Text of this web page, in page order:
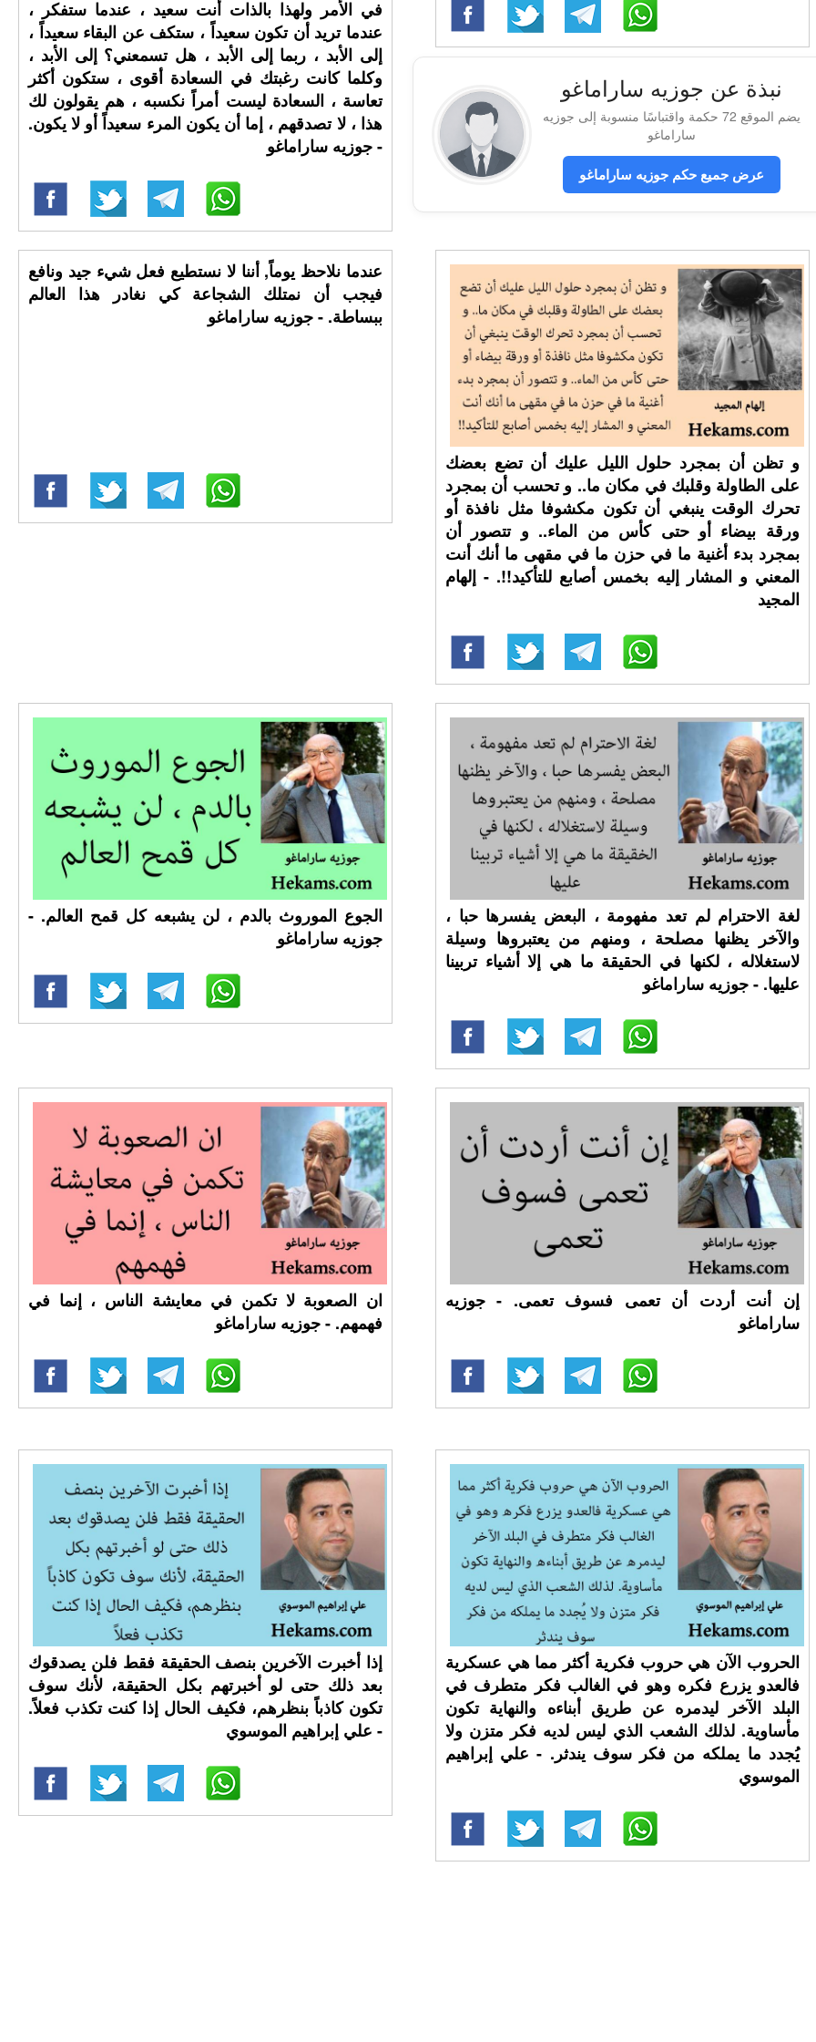
في الأمر ولهذا بالذات أنت سعيد ، عندما ستفكر ،
عندما تريد أن تكون سعيداً ، ستكف عن البقاء سعيداً ،
إلى الأبد ، ربما إلى الأبد ، هل تسمعني؟ إلى الأبد ،
وكلما كانت رغبتك في السعادة أقوى ، ستكون أكثر
تعاسة ، السعادة ليست أمراً نكسبه ، هم يقولون لك
هذا ، لا تصدقهم ، إما أن يكون المرء سعيداً أو لا يكون.
- جوزيه ساراماغو
عندما نلاحظ يوماً, أننا لا نستطيع فعل شيء جيد ونافع
فيجب أن نمتلك الشجاعة كي نغادر هذا العالم
ببساطة. - جوزيه ساراماغو
و تظن أن بمجرد حلول الليل عليك أن تضع بعضك
على الطاولة وقلبك في مكان ما.. و تحسب أن بمجرد
تحرك الوقت ينبغي أن تكون مكشوفا مثل نافذة أو
ورقة بيضاء أو حتى كأس من الماء.. و تتصور أن
بمجرد بدء أغنية ما في حزن ما في مقهى ما أنك أنت
المعني و المشار إليه بخمس أصابع للتأكيد!!. - إلهام
المجيد
الجوع الموروث بالدم ، لن يشبعه كل قمح العالم. -
جوزيه ساراماغو
لغة الاحترام لم تعد مفهومة ، البعض يفسرها حبا ،
والآخر يظنها مصلحة ، ومنهم من يعتبروها وسيلة
لاستغلاله ، لكنها في الحقيقة ما هي إلا أشياء تربينا
عليها. - جوزيه ساراماغو
ان الصعوبة لا تكمن في معايشة الناس ، إنما في
فهمهم. - جوزيه ساراماغو
إن أنت أردت أن تعمى فسوف تعمى. - جوزيه
ساراماغو
إذا أخبرت الآخرين بنصف الحقيقة فقط فلن يصدقوك
بعد ذلك حتى لو أخبرتهم بكل الحقيقة، لأنك سوف
تكون كاذباً بنظرهم، فكيف الحال إذا كنت تكذب فعلاً.
- علي إبراهيم الموسوي
الحروب الآن هي حروب فكرية أكثر مما هي عسكرية
فالعدو يزرع فكره وهو في الغالب فكر متطرف في
البلد الآخر ليدمره عن طريق أبناءه والنهاية تكون
مأساوية. لذلك الشعب الذي ليس لديه فكر متزن ولا
يُجدد ما يملكه من فكر سوف يندثر. - علي إبراهيم
الموسوي
نبذة عن جوزيه ساراماغو
يضم الموقع 72 حكمة واقتباسًا منسوبة إلى جوزيه
ساراماغو
عرض جميع حكم جوزيه ساراماغو